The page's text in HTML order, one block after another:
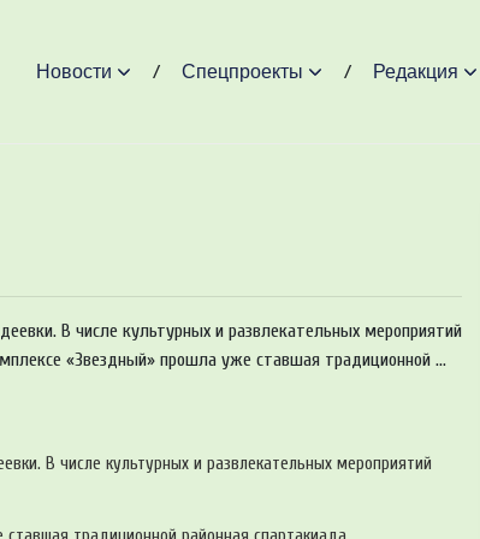
Новости Спецпроекты Редакция
В числе культурных и развлекательных мероприятий
«Звездный» прошла уже ставшая традиционной ...
В числе культурных и развлекательных мероприятий